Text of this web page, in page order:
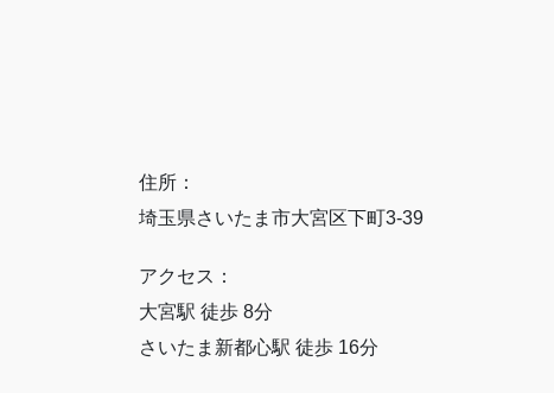
住所：
埼玉県さいたま市大宮区下町3-39
アクセス：
大宮駅 徒歩 8分
さいたま新都心駅 徒歩 16分